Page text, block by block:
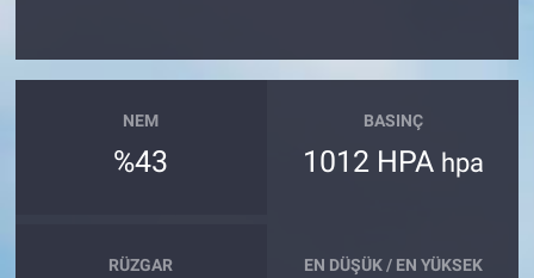
NEM
%43
BASINÇ
1012 HPA hpa
RÜZGAR EN DÜŞÜK / EN YÜKSEK